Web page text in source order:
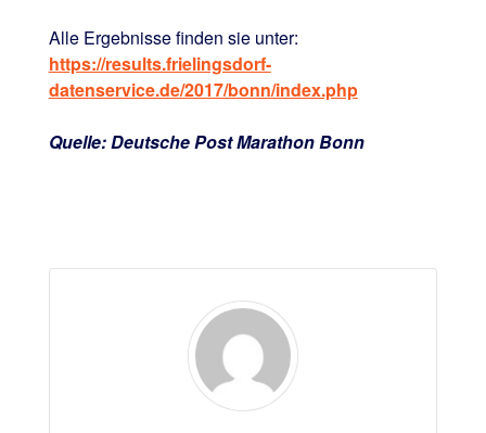
Alle Ergebnisse finden sie unter:
https://results.frielingsdorf-
datenservice.de/2017/bonn/index.php
Quelle: Deutsche Post Marathon Bonn